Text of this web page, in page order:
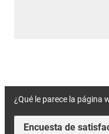
¿Qué le parece la página
Encuesta de